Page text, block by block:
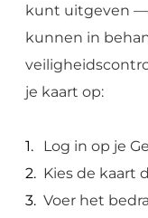
kunt uitgeven
kunnen in
je kaart op:
Log in op je
Kies de kaart
Voer het